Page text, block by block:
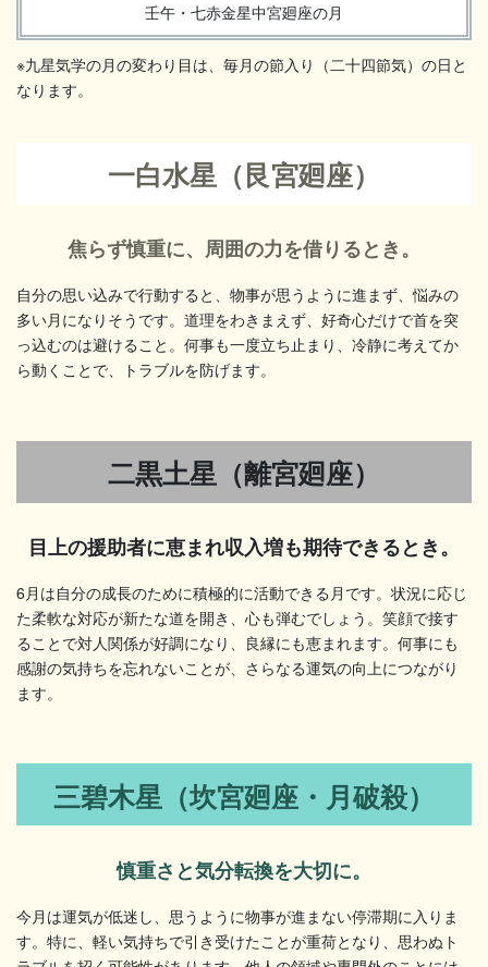
壬午・七赤金星中宮廻座の月
※九星気学の月の変わり目は、毎月の節入り（二十四節気）の日と
なります。
一白水星（艮宮廻座）
焦らず慎重に、周囲の力を借りるとき。
自分の思い込みで行動すると、物事が思うように進まず、悩みの
多い月になりそうです。道理をわきまえず、好奇心だけで首を突
っ込むのは避けること。何事も一度立ち止まり、冷静に考えてか
ら動くことで、トラブルを防げます。
二黒土星（離宮廻座）
目上の援助者に恵まれ収入増も期待できるとき。
6月は自分の成長のために積極的に活動できる月です。状況に応じ
た柔軟な対応が新たな道を開き、心も弾むでしょう。笑顔で接す
ることで対人関係が好調になり、良縁にも恵まれます。何事にも
感謝の気持ちを忘れないことが、さらなる運気の向上につながり
ます。
三碧木星（坎宮廻座・月破殺）
慎重さと気分転換を大切に。
今月は運気が低迷し、思うように物事が進まない停滞期に入りま
す。特に、軽い気持ちで引き受けたことが重荷となり、思わぬト